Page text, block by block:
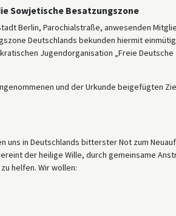
Sowjetische Besatzungszone
Berlin, Parochialstraße, anwesenden
Deutschlands bekunden hiermit
Jugendorganisation „Freie Deutsche
und der Urkunde beigefügten
uns in Deutschlands bitterster Not zum
der heilige Wille, durch gemeinsame
helfen. Wir wollen: